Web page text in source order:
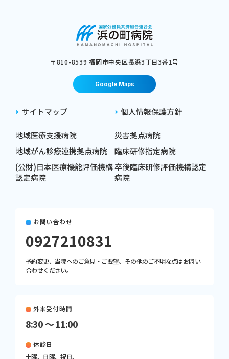
〒810-8539 福岡市中央区⻑浜3丁⽬3番1号
Google Maps
サイトマップ 個人情報保護方針
地域医療支援病院
災害拠点病院
地域がん診療連携拠点病院
臨床研修指定病院
(公財)日本医療機能評価機構
認定病院
卒後臨床研修評価機構認定
病院
お問い合わせ
0927210831
予約変更、当院へのご意見・ご要望、その他のご不明な点はお問い
合わせください。
外来受付時間
8:30 〜 11:00
休診日
土曜、日曜、祝日、